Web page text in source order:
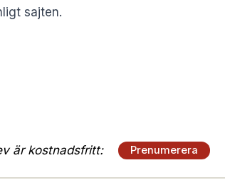
sajten.
är kostnadsfritt: Prenumerera